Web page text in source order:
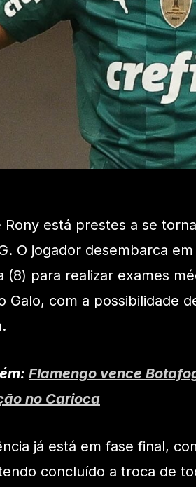
Rony está prestes a se
O jogador desembarca
(8) para realizar exames
Galo, com a possibilidade
Flamengo vence
no Carioca
já está em fase final,
concluído a troca de